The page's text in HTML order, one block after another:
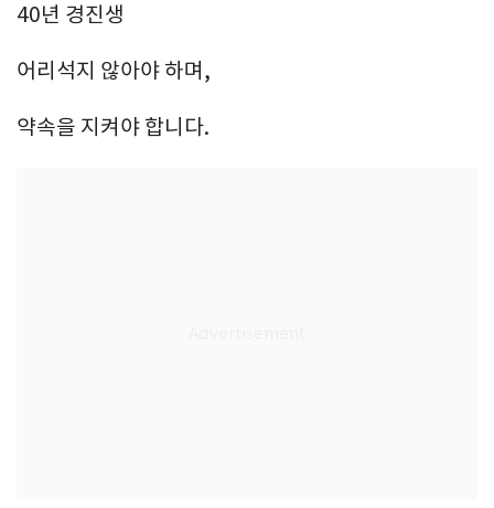
40년 경진생
어리석지 않아야 하며,
약속을 지켜야 합니다.